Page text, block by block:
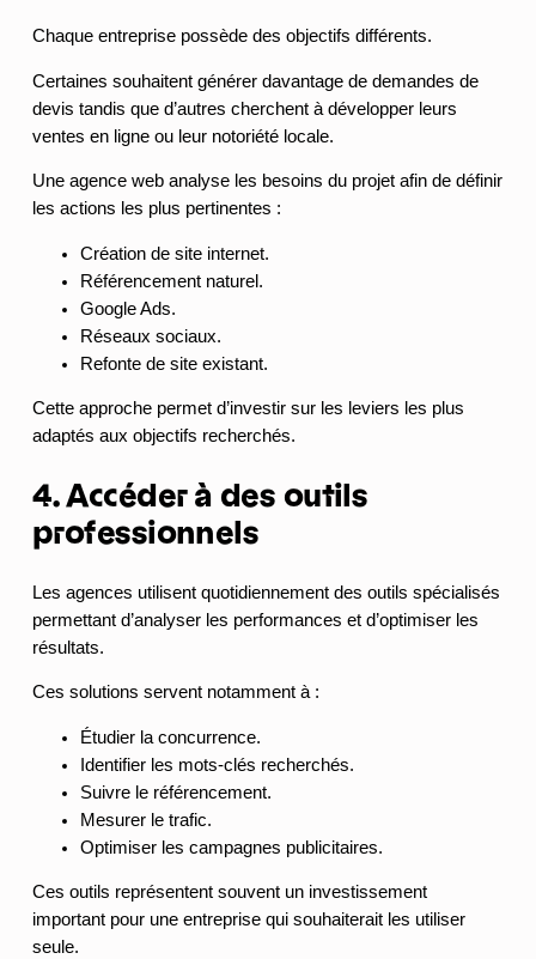
Chaque entreprise possède des objectifs différents.
Certaines souhaitent générer davantage de demandes de
devis tandis que d’autres cherchent à développer leurs
ventes en ligne ou leur notoriété locale.
Une agence web analyse les besoins du projet afin de définir
les actions les plus pertinentes :
Création de site internet.
Référencement naturel.
Google Ads.
Réseaux sociaux.
Refonte de site existant.
Cette approche permet d’investir sur les leviers les plus
adaptés aux objectifs recherchés.
4. Accéder à des outils
professionnels
Les agences utilisent quotidiennement des outils spécialisés
permettant d’analyser les performances et d’optimiser les
résultats.
Ces solutions servent notamment à :
Étudier la concurrence.
Identifier les mots-clés recherchés.
Suivre le référencement.
Mesurer le trafic.
Optimiser les campagnes publicitaires.
Ces outils représentent souvent un investissement
important pour une entreprise qui souhaiterait les utiliser
seule.